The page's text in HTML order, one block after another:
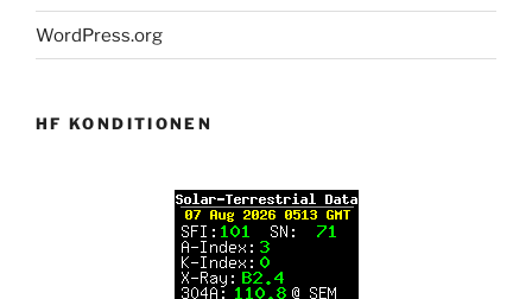
WordPress.org
HF KONDITIONEN